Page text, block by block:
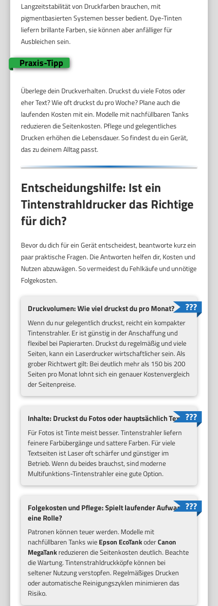
Langzeitstabilität von Druckfarben brauchen, mit
pigmentbasierten Systemen besser bedient. Dye-Tinten
liefern brillante Farben, sie können aber anfälliger für
Ausbleichen sein.
Praxis-Tipp
Überlege dein Druckverhalten. Druckst du viele Fotos oder
eher Text? Wie oft druckst du pro Woche? Plane auch die
laufenden Kosten mit ein. Modelle mit nachfüllbaren Tanks
reduzieren die Seitenkosten. Pflege und gelegentliches
Drucken erhöhen die Lebensdauer. So findest du ein Gerät,
das zu deinem Alltag passt.
Entscheidungshilfe: Ist ein
Tintenstrahldrucker das Richtige
für dich?
Bevor du dich für ein Gerät entscheidest, beantworte kurz ein
paar praktische Fragen. Die Antworten helfen dir, Kosten und
Nutzen abzuwägen. So vermeidest du Fehlkäufe und unnötige
Folgekosten.
Druckvolumen: Wie viel druckst du pro Monat?
Wenn du nur gelegentlich druckst, reicht ein kompakter
Tintenstrahler. Er ist günstig in der Anschaffung und
flexibel bei Papierarten. Druckst du regelmäßig und viele
Seiten, kann ein Laserdrucker wirtschaftlicher sein. Als
grober Richtwert gilt: Bei deutlich mehr als 150 bis 200
Seiten pro Monat lohnt sich ein genauer Kostenvergleich
der Seitenpreise.
Inhalte: Druckst du Fotos oder hauptsächlich Text?
Für Fotos ist Tinte meist besser. Tintenstrahler liefern
feinere Farbübergänge und sattere Farben. Für viele
Textseiten ist Laser oft schärfer und günstiger im
Betrieb. Wenn du beides brauchst, sind moderne
Multifunktions-Tintenstrahler eine gute Option.
Folgekosten und Pflege: Spielt laufender Aufwand
eine Rolle?
Patronen können teuer werden. Modelle mit
nachfüllbaren Tanks wieEpson EcoTankoderCanon
MegaTankreduzieren die Seitenkosten deutlich. Beachte
die Wartung. Tintenstrahldruckköpfe können bei
seltener Nutzung verstopfen. Regelmäßiges Drucken
oder automatische Reinigungszyklen minimieren das
Risiko.